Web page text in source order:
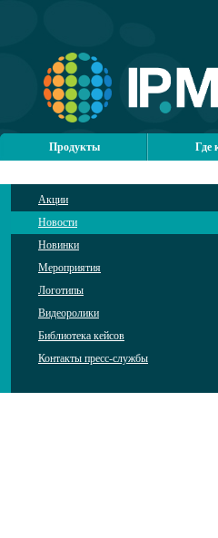
Продукты Где
Акции
Новости
Новинки
Мероприятия
Логотипы
Видеоролики
Библиотека кейсов
Контакты пресс-службы